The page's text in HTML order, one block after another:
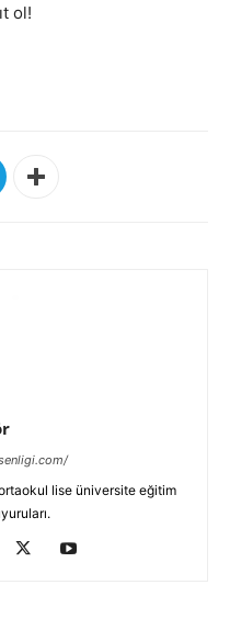
ol!
lise üniversite eğitim